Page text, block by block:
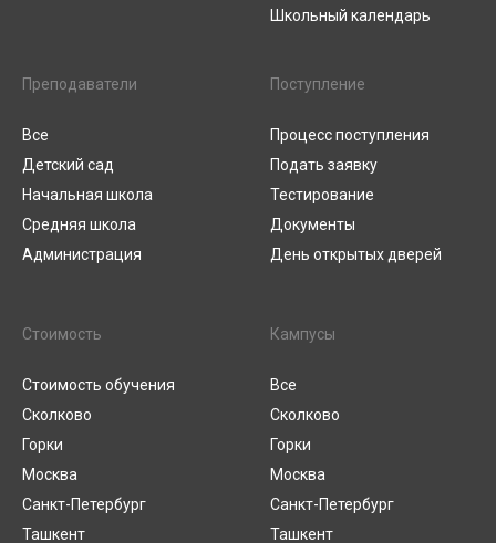
Школьный календарь
Преподаватели
Все
Детский сад
Начальная школа
Средняя школа
Администрация
Поступление
Процесс поступления
Подать заявку
Тестирование
Документы
День открытых дверей
Стоимость
Стоимость обучения
Сколково
Горки
Москва
Санкт-Петербург
Ташкент
Кампусы
Все
Сколково
Горки
Москва
Санкт-Петербург
Ташкент